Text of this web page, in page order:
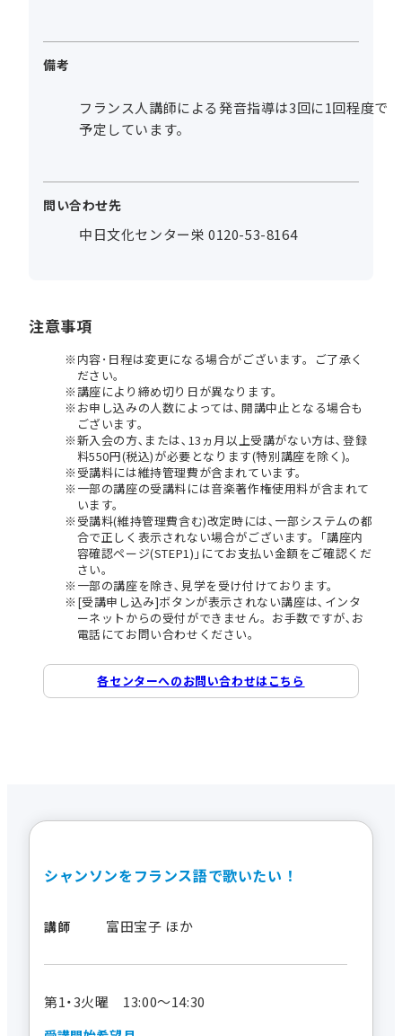
備考
フランス人講師による発音指導は3回に1回程度で
予定しています。
問い合わせ先
中日文化センター栄 0120-53-8164
注意事項
内容･日程は変更になる場合がございます。ご了承く
ださい。
講座により締め切り日が異なります。
お申し込みの人数によっては､開講中止となる場合も
ございます。
新入会の方､または､13ヵ月以上受講がない方は､登録
料550円(税込)が必要となります(特別講座を除く)。
受講料には維持管理費が含まれています。
一部の講座の受講料には音楽著作権使用料が含まれて
います。
受講料(維持管理費含む)改定時には､一部システムの都
合で正しく表示されない場合がございます。｢講座内
容確認ページ(STEP1)｣にてお支払い金額をご確認くだ
さい。
一部の講座を除き､見学を受け付けております。
[受講申し込み]ボタンが表示されない講座は､インタ
ーネットからの受付ができません。お手数ですが､お
電話にてお問い合わせください。
各センターへのお問い合わせはこちら
シャンソンをフランス語で歌いたい！
講師 富田宝子 ほか
第1・3火曜 13:00～14:30